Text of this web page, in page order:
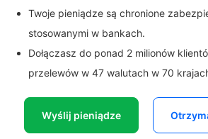
Twoje pieniądze są chronione
stosowanymi w bankach.
Dołączasz do ponad 2 milionów
przelewów w 47 walutach w 70
Wyślij pieniądze